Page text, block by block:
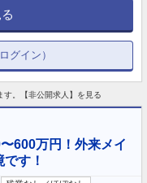
グイン）
600万円！外来メイ
す！